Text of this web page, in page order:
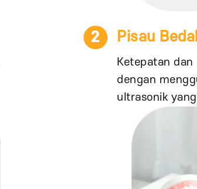
2 Pisau
Ketepatan
dengan
ultrasonik